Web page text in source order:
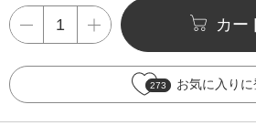
カー
273 お気に入りに